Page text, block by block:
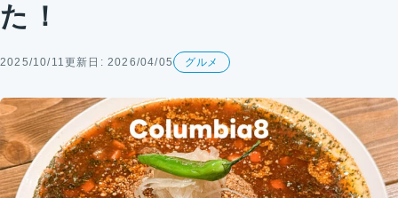
た！
2025/10/11更新日: 2026/04/05 グルメ